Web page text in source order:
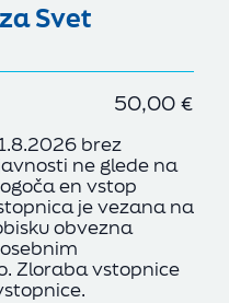
Svet
50,00 €
brez
ne glede na
en vstop
je vezana na
obvezna
Zloraba vstopnice